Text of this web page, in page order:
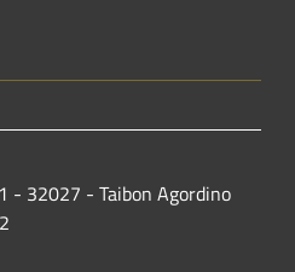
- 32027 - Taibon Agordino